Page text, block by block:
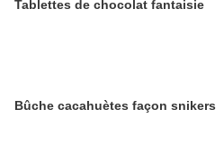
Tablettes de chocolat fantaisie
Bûche cacahuètes façon snikers